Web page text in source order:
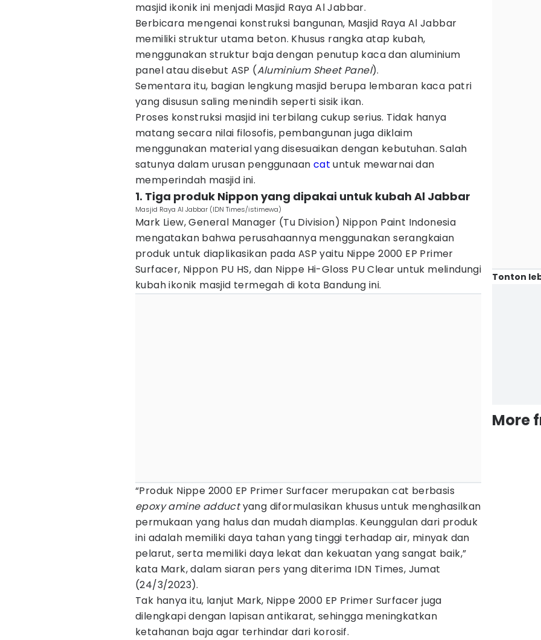
masjid ikonik ini menjadi Masjid Raya Al Jabbar.
Berbicara mengenai konstruksi bangunan, Masjid Raya Al Jabbar
memiliki struktur utama beton. Khusus rangka atap kubah,
menggunakan struktur baja dengan penutup kaca dan aluminium
panel atau disebut ASP (Aluminium Sheet Panel).
Sementara itu, bagian lengkung masjid berupa lembaran kaca patri
yang disusun saling menindih seperti sisik ikan.
Proses konstruksi masjid ini terbilang cukup serius. Tidak hanya
matang secara nilai filosofis, pembangunan juga diklaim
menggunakan material yang disesuaikan dengan kebutuhan. Salah
satunya dalam urusan penggunaan cat untuk mewarnai dan
memperindah masjid ini.
1. Tiga produk Nippon yang dipakai untuk kubah Al Jabbar
Masjid Raya Al Jabbar (IDN Times/istimewa)
Mark Liew, General Manager (Tu Division) Nippon Paint Indonesia
mengatakan bahwa perusahaannya menggunakan serangkaian
produk untuk diaplikasikan pada ASP yaitu Nippe 2000 EP Primer
Surfacer, Nippon PU HS, dan Nippe Hi-Gloss PU Clear untuk melindungi
kubah ikonik masjid termegah di kota Bandung ini.
“Produk Nippe 2000 EP Primer Surfacer merupakan cat berbasis
epoxy amine adductyang diformulasikan khusus untuk menghasilkan
permukaan yang halus dan mudah diamplas. Keunggulan dari produk
ini adalah memiliki daya tahan yang tinggi terhadap air, minyak dan
pelarut, serta memiliki daya lekat dan kekuatan yang sangat baik,”
kata Mark, dalam siaran pers yang diterima IDN Times, Jumat
(24/3/2023).
Tak hanya itu, lanjut Mark, Nippe 2000 EP Primer Surfacer juga
dilengkapi dengan lapisan antikarat, sehingga meningkatkan
ketahanan baja agar terhindar dari korosif.
Tonton
More